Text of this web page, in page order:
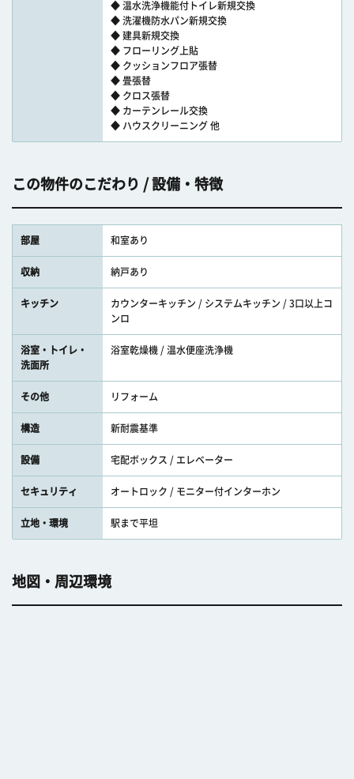
◆ 温水洗浄機能付トイレ新規交換
◆ 洗濯機防水パン新規交換
◆ 建具新規交換
◆ フローリング上貼
◆ クッションフロア張替
◆ 畳張替
◆ クロス張替
◆ カーテンレール交換
◆ ハウスクリーニング 他
この物件のこだわり / 設備・特徴
部屋 和室あり
収納 納戸あり
キッチン
カウンターキッチン / システムキッチン / 3口以上コ
ンロ
浴室・トイレ・
洗面所
浴室乾燥機 / 温水便座洗浄機
その他 リフォーム
構造 新耐震基準
設備 宅配ボックス / エレベーター
セキュリティ オートロック / モニター付インターホン
立地・環境 駅まで平坦
地図・周辺環境